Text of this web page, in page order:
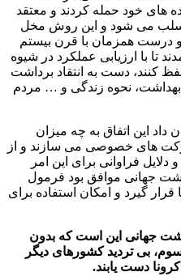
های خود حمله کردند و معتقد
سلب می شود و این روش مخل
درست همزمان با قرن بیستم
تا با ارزیابی عملکرد در شیوه
کنند، دست به انتقاد برداشت
نحوه زندگی و … مردم
این اتفاق به چه میزان
های خصوصی می سازند و از
فراوانی برای این امر
جهانی موافق بود فرمول
گیرد و امکان استفاده برای
جهانی این است که بدون
بی تردید کشورهای دیگر
دست یابند.